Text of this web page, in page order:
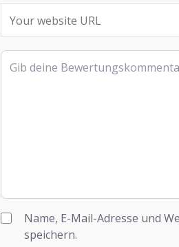
Rezensionstext
Name, E-Mail-Adresse und
speichern.